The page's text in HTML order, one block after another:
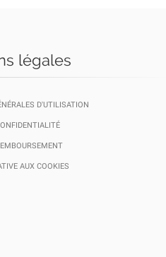
légales
D'UTILISATION
AUX COOKIES